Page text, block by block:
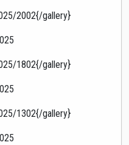
2002{/gallery}
1802{/gallery}
1302{/gallery}